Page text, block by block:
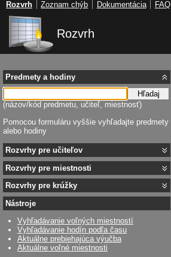
Rozvrh
Predmety a hodiny
Hľadaj
(názov/kód predmetu, učiteľ, miestnosť)
Pomocou formuláru vyššie vyhľadajte predmety
alebo hodiny
Rozvrhy pre učiteľov
Rozvrhy pre miestnosti
Rozvrhy pre krúžky
Nástroje
Vyhľadávanie voľných miestností
Vyhľadávanie hodín podľa času
Aktuálne prebiehajúca výučba
Aktuálne voľné miestnosti
Rozvrh Zoznam chýb Dokumentácia FAQ